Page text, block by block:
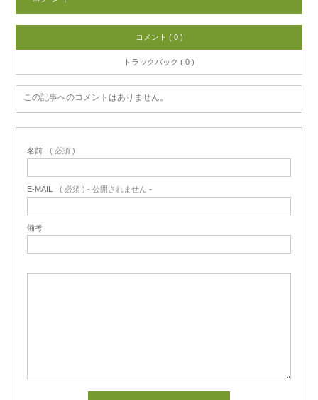
コメント ( 0 )
トラックバック ( 0 )
この記事へのコメントはありません。
名前 ( 必須 )
E-MAIL ( 必須 ) - 公開されません -
備考